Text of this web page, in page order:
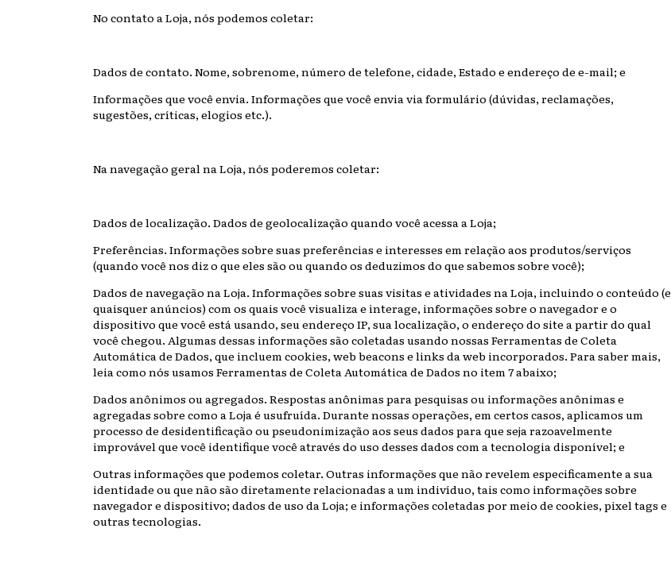
No contato a Loja, nós podemos coletar:
Dados de contato. Nome, sobrenome, número de telefone, cidade, Estado e endereço de e-mail; e
Informações que você envia. Informações que você envia via formulário (dúvidas, reclamações,
sugestões, críticas, elogios etc.).
Na navegação geral na Loja, nós poderemos coletar:
Dados de localização. Dados de geolocalização quando você acessa a Loja;
Preferências. Informações sobre suas preferências e interesses em relação aos produtos/serviços
(quando você nos diz o que eles são ou quando os deduzimos do que sabemos sobre você);
Dados de navegação na Loja. Informações sobre suas visitas e atividades na Loja, incluindo o conteúdo (e
quaisquer anúncios) com os quais você visualiza e interage, informações sobre o navegador e o
dispositivo que você está usando, seu endereço IP, sua localização, o endereço do site a partir do qual
você chegou. Algumas dessas informações são coletadas usando nossas Ferramentas de Coleta
Automática de Dados, que incluem cookies, web beacons e links da web incorporados. Para saber mais,
leia como nós usamos Ferramentas de Coleta Automática de Dados no item 7 abaixo;
Dados anônimos ou agregados. Respostas anônimas para pesquisas ou informações anônimas e
agregadas sobre como a Loja é usufruída. Durante nossas operações, em certos casos, aplicamos um
processo de desidentificação ou pseudonimização aos seus dados para que seja razoavelmente
improvável que você identifique você através do uso desses dados com a tecnologia disponível; e
Outras informações que podemos coletar. Outras informações que não revelem especificamente a sua
identidade ou que não são diretamente relacionadas a um indivíduo, tais como informações sobre
navegador e dispositivo; dados de uso da Loja; e informações coletadas por meio de cookies, pixel tags e
outras tecnologias.